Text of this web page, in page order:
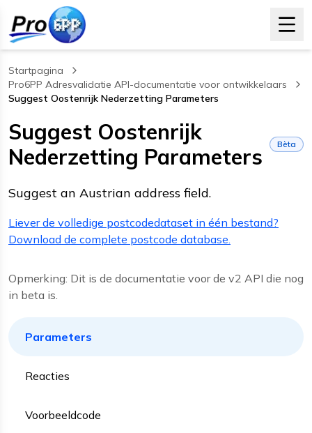
Startpagina
Pro6PP Adresvalidatie API-documentatie voor ontwikkelaars
Suggest Oostenrijk Nederzetting Parameters
, current page
Suggest Oostenrijk
Nederzetting Parameters
Bèta
Suggest an Austrian address field.
Liever de volledige postcodedataset in één bestand?
Download de complete postcode database.
Opmerking: Dit is de documentatie voor de v2 API die nog
in beta is.
Parameters
Reacties
Voorbeeldcode